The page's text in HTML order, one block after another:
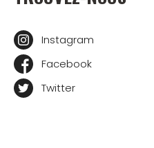
Instagram
Facebook
Twitter